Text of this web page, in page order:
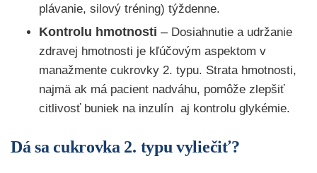
plávanie, silový tréning) týždenne.
Kontrolu hmotnosti – Dosiahnutie a udržanie
zdravej hmotnosti je kľúčovým aspektom v
manažmente cukrovky 2. typu. Strata hmotnosti,
najmä ak má pacient nadváhu, pomôže zlepšiť
citlivosť buniek na inzulín aj kontrolu glykémie.
Dá sa cukrovka 2. typu vyliečiť?